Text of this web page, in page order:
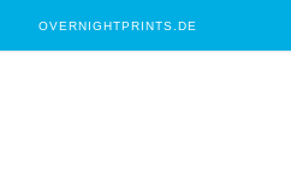
OVERNIGHTPRINTS.DE